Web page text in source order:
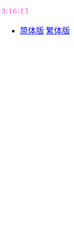
简体版 繁体版